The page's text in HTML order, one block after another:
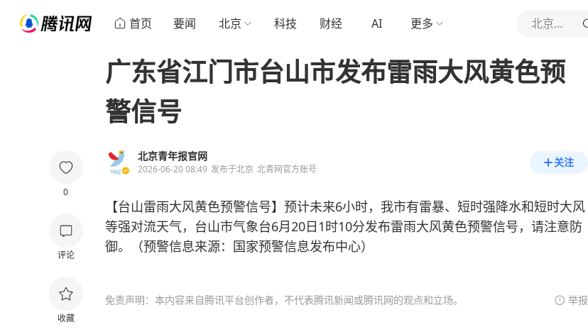
首页 要闻 北京 科技 财经 AI 更多 北京青年报官网
0
评论
收藏
广东省江门市台山市发布雷雨大风黄色预
警信号
北京青年报官网
2026-06-20 08:49 发布于北京 北青网官方账号
关注
【台山雷雨大风黄色预警信号】预计未来6小时，我市有雷暴、短时强降水和短时大风
等强对流天气，台山市气象台6月20日1时10分发布雷雨大风黄色预警信号，请注意防
御。（预警信息来源：国家预警信息发布中心）
免责声明：本内容来自腾讯平台创作者，不代表腾讯新闻或腾讯网的观点和立场。 举报